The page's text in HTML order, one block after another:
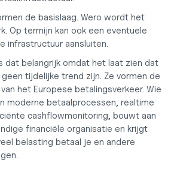
de basislaag. Wero wordt het
Op termijn kan ook een eventuele
infrastructuur aansluiten.
dat belangrijk omdat het laat zien dat
tijdelijke trend zijn. Ze vormen de
het Europese betalingsverkeer. Wie
moderne betaalprocessen, realtime
cashflowmonitoring, bouwt aan
financiële organisatie en krijgt
belasting betaal je en andere